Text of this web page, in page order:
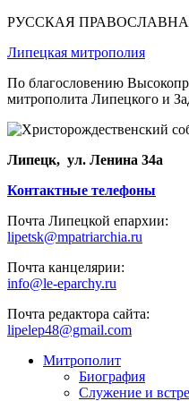
РУССКАЯ
Липецкая митрополия
По благословению
митрополита Липецкого и
Липецк, ул. Ленина 34а
Контактные телефоны
Почта Липецкой епархии:
lipetsk@mpatriarchia.ru
Почта канцелярии:
info@le-eparchy.ru
Почта редактора сайта:
lipelep48@gmail.com
Митрополит
Биография
Служение и